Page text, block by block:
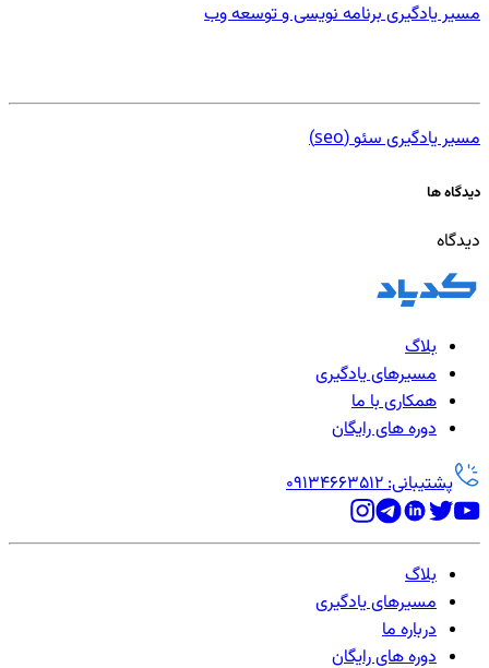
مسیر یادگیری برنامه نویسی و توسعه وب
مسیر یادگیری سئو (seo)
دیدگاه ها
دیدگاه
بلاگ
مسیرهای یادگیری
همکاری با ما
دوره های رایگان
پشتیبانی: 09134663512
بلاگ
مسیرهای یادگیری
درباره ما
دوره های رایگان